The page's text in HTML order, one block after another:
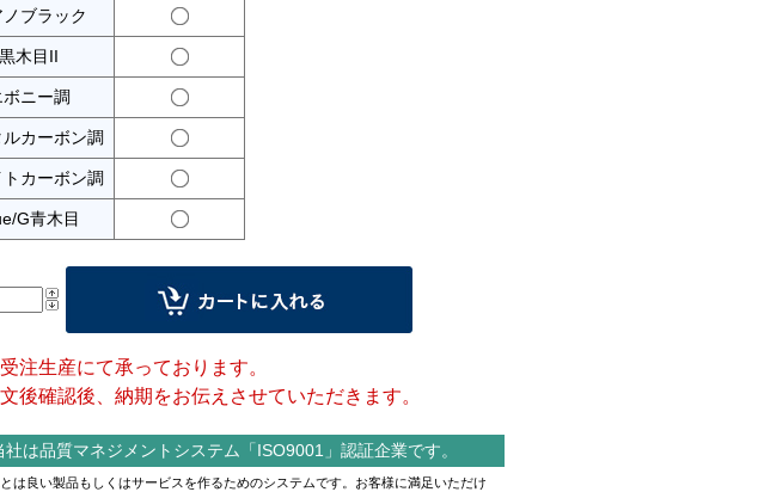
ノブラック
黒木目II
ボニー調
カーボン調
カーボン調
G青木目
注生産にて承っております。
後確認後、納期をお伝えさせていただきます。
社は品質マネジメントシステム「ISO9001」認証企業です。
とは良い製品もしくはサービスを作るためのシステムです。お客様に満足いただけ